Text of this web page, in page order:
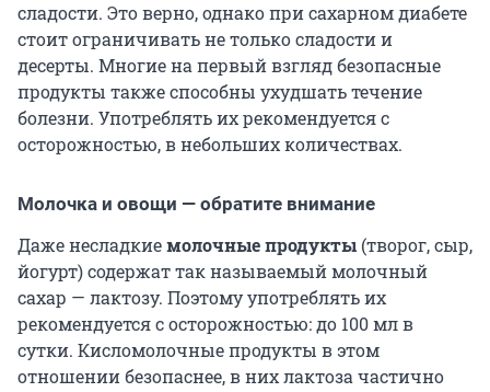
сладости. Это верно, однако при сахарном диабете
стоит ограничивать не только сладости и
десерты. Многие на первый взгляд безопасные
продукты также способны ухудшать течение
болезни. Употреблять их рекомендуется с
осторожностью, в небольших количествах.
Молочка и овощи — обратите внимание
Даже несладкиемолочные продукты (творог, сыр,
йогурт) содержат так называемый молочный
сахар — лактозу. Поэтому употреблять их
рекомендуется с осторожностью: до 100 мл в
сутки. Кисломолочные продукты в этом
отношении безопаснее, в них лактоза частично